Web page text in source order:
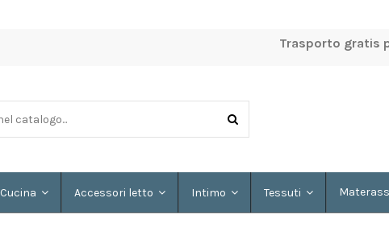
Trasporto gratis
Cucina Accessori letto Intimo Tessuti